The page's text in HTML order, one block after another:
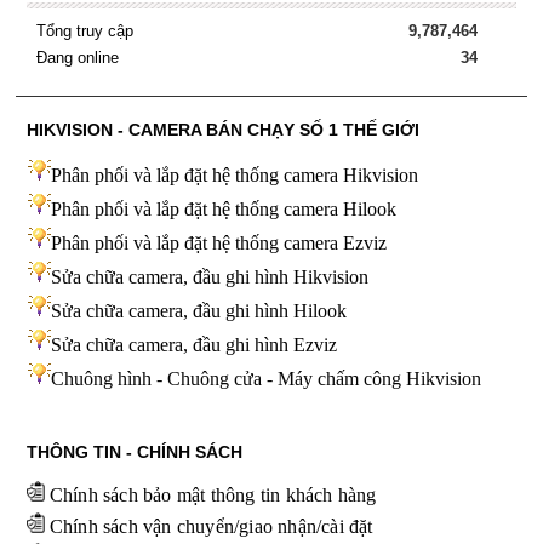
Tổng truy cập
9,787,464
Đang online
34
HIKVISION - CAMERA BÁN CHẠY SỐ 1 THẾ GIỚI
Phân phối và lắp đặt hệ thống camera Hikvision
Phân phối và lắp đặt hệ thống camera Hilook
Phân phối và lắp đặt hệ thống camera Ezviz
Sửa chữa camera, đầu ghi hình Hikvision
Sửa chữa camera, đầu ghi hình Hilook
Sửa chữa camera, đầu ghi hình Ezviz
Chuông hình - Chuông cửa - Máy chấm công Hikvision
THÔNG TIN - CHÍNH SÁCH
Chính sách bảo mật thông tin khách hàng
Chính sách vận chuyển/giao nhận/cài đặt